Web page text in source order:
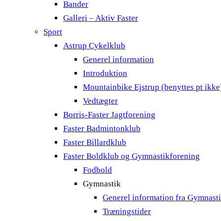
Bander
Galleri – Aktiv Faster
Sport
Astrup Cykelklub
Generel information
Introduktion
Mountainbike Ejstrup (benyttes pt
Vedtægter
Borris-Faster Jagtforening
Faster Badmintonklub
Faster Billardklub
Faster Boldklub og Gymnastikforening
Fodbold
Gymnastik
Generel information fra
Træningstider